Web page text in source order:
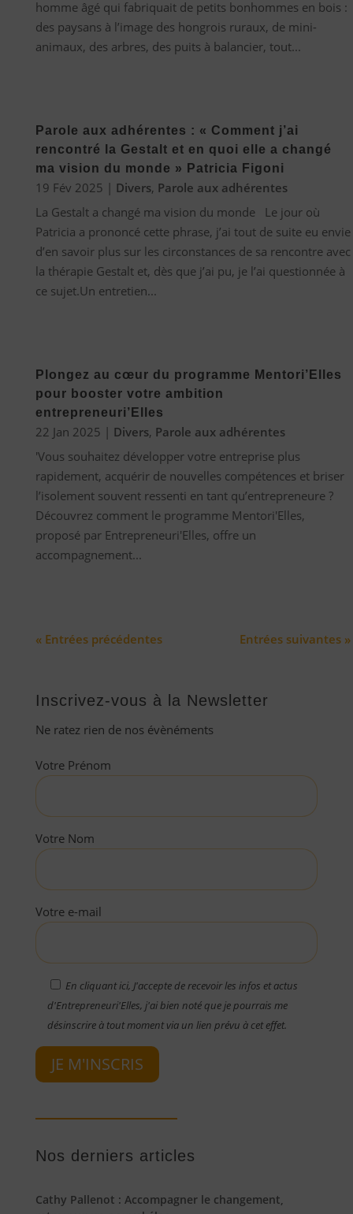
homme âgé qui fabriquait de petits bonhommes en bois :
des paysans à l’image des hongrois ruraux, de mini-
animaux, des arbres, des puits à balancier, tout...
Parole aux adhérentes : « Comment j’ai
rencontré la Gestalt et en quoi elle a changé
ma vision du monde » Patricia Figoni
19 Fév 2025 | Divers, Parole aux adhérentes
La Gestalt a changé ma vision du monde Le jour où
Patricia a prononcé cette phrase, j’ai tout de suite eu envie
d’en savoir plus sur les circonstances de sa rencontre avec
la thérapie Gestalt et, dès que j’ai pu, je l’ai questionnée à
ce sujet.Un entretien...
Plongez au cœur du programme Mentori’Elles
pour booster votre ambition
entrepreneuri’Elles
22 Jan 2025 | Divers, Parole aux adhérentes
'Vous souhaitez développer votre entreprise plus
rapidement, acquérir de nouvelles compétences et briser
l’isolement souvent ressenti en tant qu’entrepreneure ?
Découvrez comment le programme Mentori'Elles,
proposé par Entrepreneuri'Elles, offre un
accompagnement...
« Entrées précédentes Entrées suivantes »
Inscrivez-vous à la Newsletter
Ne ratez rien de nos évènéments
Votre Prénom
Votre Nom
Votre e-mail
En cliquant ici, J'accepte de recevoir les infos et actus
d'Entrepreneuri'Elles, j'ai bien noté que je pourrais me
désinscrire à tout moment via un lien prévu à cet effet.
JE M'INSCRIS
Nos derniers articles
Cathy Pallenot : Accompagner le changement,